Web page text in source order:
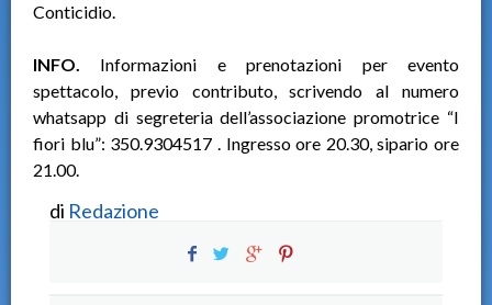
Conticidio.
INFO. Informazioni e prenotazioni per evento
spettacolo, previo contributo, scrivendo al numero
whatsapp di segreteria dell’associazione promotrice “I
fiori blu”: 350.9304517 . Ingresso ore 20.30, sipario ore
21.00.
di Redazione